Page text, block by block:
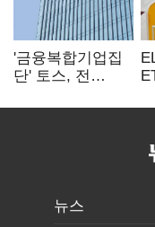
'금융복합기업집
단' 토스, 전
표준화
뉴스